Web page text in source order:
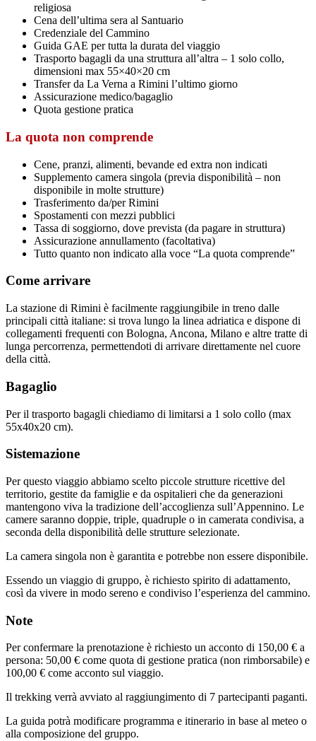
religiosa
Cena dell’ultima sera al Santuario
Credenziale del Cammino
Guida GAE per tutta la durata del viaggio
Trasporto bagagli da una struttura all’altra – 1 solo collo,
dimensioni max 55×40×20 cm
Transfer da La Verna a Rimini l’ultimo giorno
Assicurazione medico/bagaglio
Quota gestione pratica
La quota non comprende
Cene, pranzi, alimenti, bevande ed extra non indicati
Supplemento camera singola (previa disponibilità – non
disponibile in molte strutture)
Trasferimento da/per Rimini
Spostamenti con mezzi pubblici
Tassa di soggiorno, dove prevista (da pagare in struttura)
Assicurazione annullamento (facoltativa)
Tutto quanto non indicato alla voce “La quota comprende”
Come arrivare
La stazione di Rimini è facilmente raggiungibile in treno dalle
principali città italiane: si trova lungo la linea adriatica e dispone di
collegamenti frequenti con Bologna, Ancona, Milano e altre tratte di
lunga percorrenza, permettendoti di arrivare direttamente nel cuore
della città.
Bagaglio
Per il trasporto bagagli chiediamo di limitarsi a 1 solo collo (max
55x40x20 cm).
Sistemazione
Per questo viaggio abbiamo scelto piccole strutture ricettive del
territorio, gestite da famiglie e da ospitalieri che da generazioni
mantengono viva la tradizione dell’accoglienza sull’Appennino. Le
camere saranno doppie, triple, quadruple o in camerata condivisa, a
seconda della disponibilità delle strutture selezionate.
La camera singola non è garantita e potrebbe non essere disponibile.
Essendo un viaggio di gruppo, è richiesto spirito di adattamento,
così da vivere in modo sereno e condiviso l’esperienza del cammino.
Note
Per confermare la prenotazione è richiesto un acconto di 150,00 € a
persona: 50,00 € come quota di gestione pratica (non rimborsabile) e
100,00 € come acconto sul viaggio.
Il trekking verrà avviato al raggiungimento di 7 partecipanti paganti.
La guida potrà modificare programma e itinerario in base al meteo o
alla composizione del gruppo.